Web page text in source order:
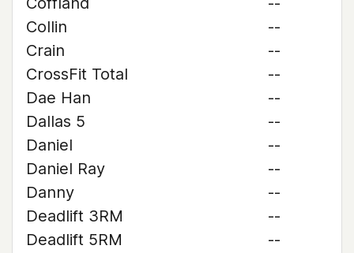
Collin
--
Crain
--
CrossFit Total
--
Dae Han
--
Dallas 5
--
Daniel
--
Daniel Ray
--
Danny
--
Deadlift 3RM
--
Deadlift 5RM
--